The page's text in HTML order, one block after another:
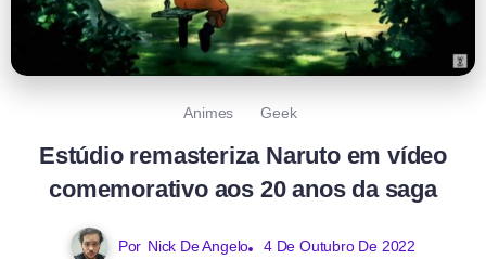
Animes Geek
Estúdio remasteriza Naruto em vídeo
comemorativo aos 20 anos da saga
Por Nick De Angelo 4 De Outubro De 2022